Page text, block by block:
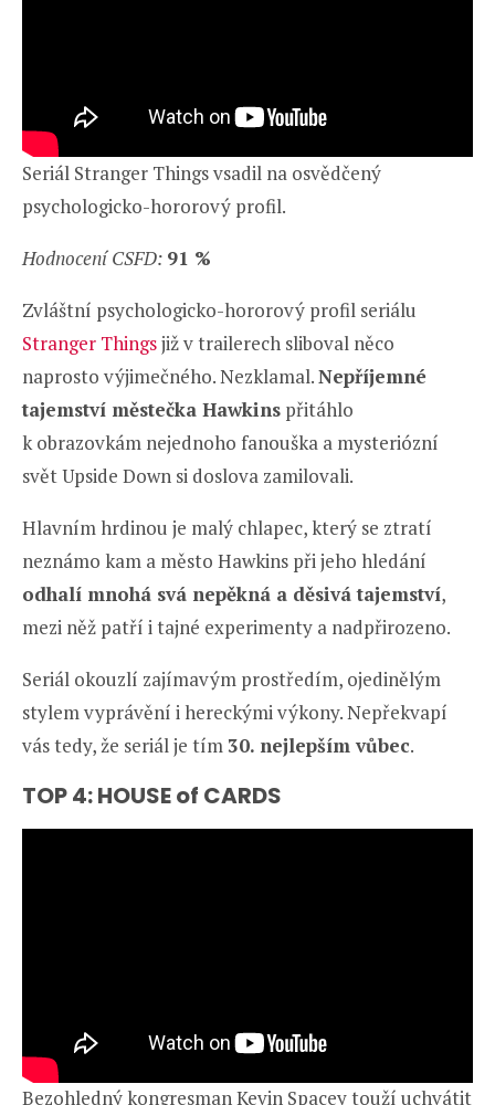
Seriál Stranger Things vsadil na osvědčený
psychologicko-hororový profil.
Hodnocení CSFD: 91 %
Zvláštní psychologicko-hororový profil seriálu
Stranger Thingsjiž v trailerech sliboval něco
naprosto výjimečného. Nezklamal.Nepříjemné
tajemství městečka Hawkins přitáhlo
k obrazovkám nejednoho fanouška a mysteriózní
svět Upside Down si doslova zamilovali.
Hlavním hrdinou je malý chlapec, který se ztratí
neznámo kam a město Hawkins při jeho hledání
odhalí mnohá svá nepěkná a děsivá tajemství,
mezi něž patří i tajné experimenty a nadpřirozeno.
Seriál okouzlí zajímavým prostředím, ojedinělým
stylem vyprávění i hereckými výkony. Nepřekvapí
vás tedy, že seriál je tím 30. nejlepším vůbec.
TOP 4: HOUSE of CARDS
Bezohledný kongresman Kevin Spacey touží uchvátit